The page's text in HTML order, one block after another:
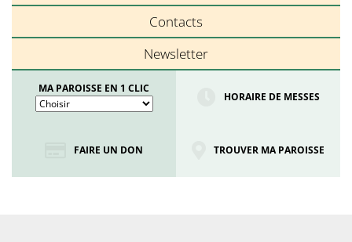
Contacts
Newsletter
MA PAROISSE EN 1 CLIC
HORAIRE DE MESSES
FAIRE UN DON TROUVER MA PAROISSE